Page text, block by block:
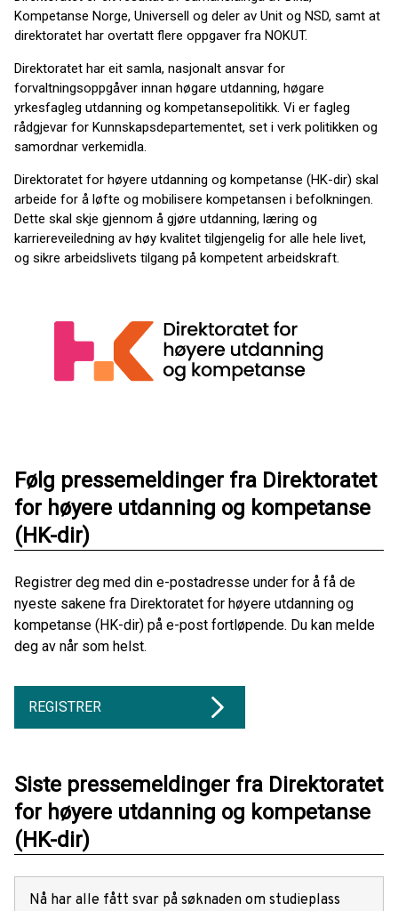
Kompetanse Norge, Universell og deler av Unit og NSD, samt at
direktoratet har overtatt flere oppgaver fra NOKUT.
Direktoratet har eit samla, nasjonalt ansvar for
forvaltningsoppgåver innan høgare utdanning, høgare
yrkesfagleg utdanning og kompetansepolitikk. Vi er fagleg
rådgjevar for Kunnskapsdepartementet, set i verk politikken og
samordnar verkemidla.
Direktoratet for høyere utdanning og kompetanse (HK-dir) skal
arbeide for å løfte og mobilisere kompetansen i befolkningen.
Dette skal skje gjennom å gjøre utdanning, læring og
karriereveiledning av høy kvalitet tilgjengelig for alle hele livet,
og sikre arbeidslivets tilgang på kompetent arbeidskraft.
Følg pressemeldinger fra Direktoratet
for høyere utdanning og kompetanse
(HK-dir)
Registrer deg med din e-postadresse under for å få de
nyeste sakene fra Direktoratet for høyere utdanning og
kompetanse (HK-dir) på e-post fortløpende. Du kan melde
deg av når som helst.
REGISTRER
Siste pressemeldinger fra Direktoratet
for høyere utdanning og kompetanse
(HK-dir)
Nå har alle fått svar på søknaden om studieplass